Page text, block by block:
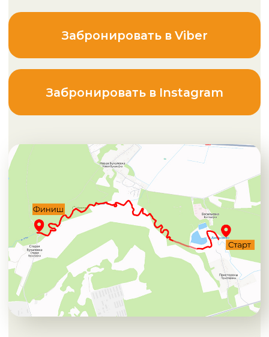
Байдарка, весло + жилет,
гермомешок;
Обувь желательно непромокаемую
- резиновые сапоги (смотреть по
Одежду по погоде и рекомендуем
сменный комплект одежды в
случае намокания и теплые вещи на
вечер;
Питьевую воду;
По желанию - термос с чаем (так же
чай и кофе будет предоставлен
организаторами на финише).
Что взять с собой?
Что входит в стоимость?